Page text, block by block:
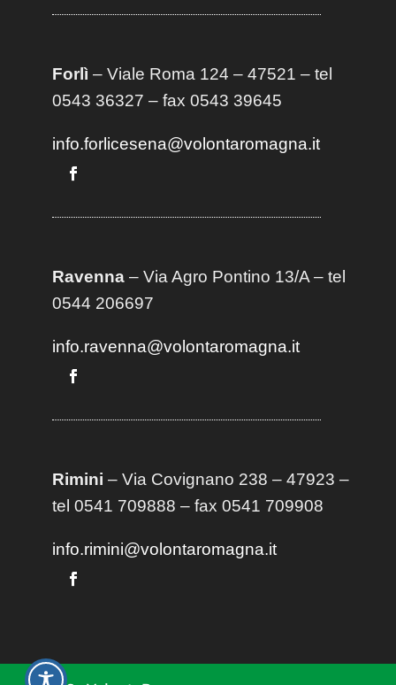
Forlì – Viale Roma 124 – 47521 – tel
0543 36327 – fax 0543 39645
info.forlicesena@volontaromagna.it
Ravenna– Via Agro Pontino 13/A– tel
0544 206697
info.ravenna@volontaromagna.it
Rimini – Via Covignano 238 – 47923 –
tel 0541 709888 – fax 0541 709908
info.rimini@volontaromagna.it